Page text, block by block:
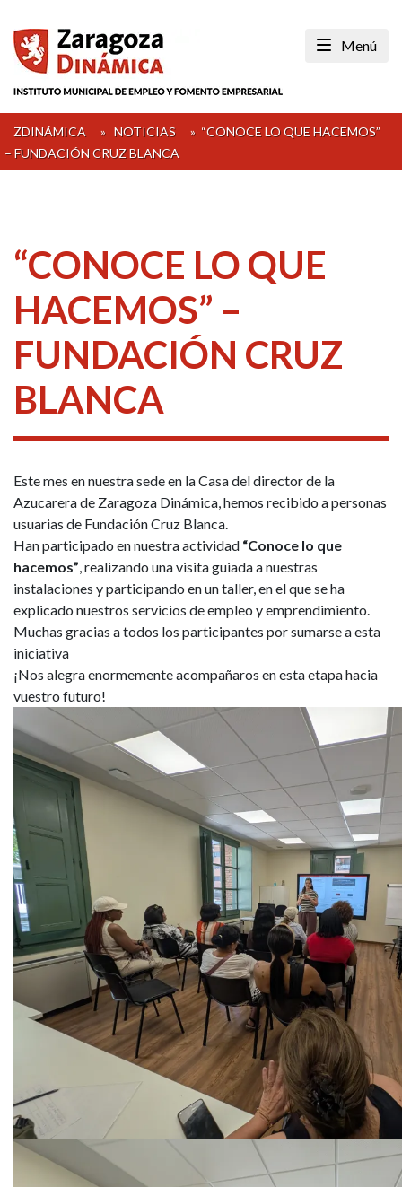
content
Menú
ZDINÁMICA » NOTICIAS » “CONOCE LO QUE HACEMOS”
– FUNDACIÓN CRUZ BLANCA
“CONOCE LO QUE
HACEMOS” –
FUNDACIÓN CRUZ
BLANCA
Este mes en nuestra sede en la Casa del director de la
Azucarera de Zaragoza Dinámica, hemos recibido a personas
usuarias de Fundación Cruz Blanca.
Han participado en nuestra actividad “Conoce lo que
hacemos”, realizando una visita guiada a nuestras
instalaciones y participando en un taller, en el que se ha
explicado nuestros servicios de empleo y emprendimiento.
Muchas gracias a todos los participantes por sumarse a esta
iniciativa
¡Nos alegra enormemente acompañaros en esta etapa hacia
vuestro futuro!